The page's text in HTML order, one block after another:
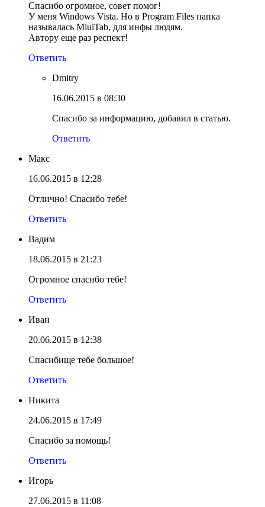
Спасибо огромное, совет помог!
У меня Windows Vista. Но в Program Files папка
называлась MiuiTab, для инфы людям.
Автору еще раз респект!
Ответить
Dmitry
16.06.2015 в 08:30
Спасибо за информацию, добавил в статью.
Ответить
Макс
16.06.2015 в 12:28
Отлично! Спасибо тебе!
Ответить
Вадим
18.06.2015 в 21:23
Огромное спасибо тебе!
Ответить
Иван
20.06.2015 в 12:38
Спасибище тебе большое!
Ответить
Никита
24.06.2015 в 17:49
Спасибо за помощь!
Ответить
Игорь
27.06.2015 в 11:08